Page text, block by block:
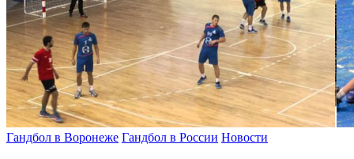
Гандбол в Воронеже Гандбол в России Новости